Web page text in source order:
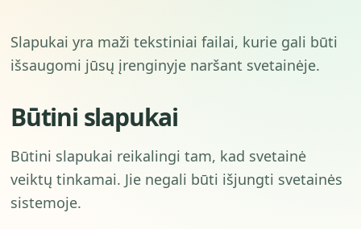
Slapukai yra maži tekstiniai failai, kurie gali būti
išsaugomi jūsų įrenginyje naršant svetainėje.
Būtini slapukai
Būtini slapukai reikalingi tam, kad svetainė
veiktų tinkamai. Jie negali būti išjungti svetainės
sistemoje.